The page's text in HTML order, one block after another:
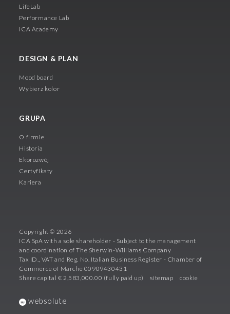
LifeLab
Performance Lab
ICA Academy
DESIGN & PLAN
Mood board
Wybierz kolor
GRUPA
O firmie
Historia
Ekorozwój
Certyfikaty
Kariera
Copyright © 2026
ICA SpA with a sole shareholder - Subject to the management
and coordination of The Sherwin-Williams Company
Tax ID., VAT and Reg. No. Italian Business Register - Chamber of
Commerce of Marche 00909430431
Share capital € 2,583,000.00 (fully paid up)
sitemap cookie
websolute